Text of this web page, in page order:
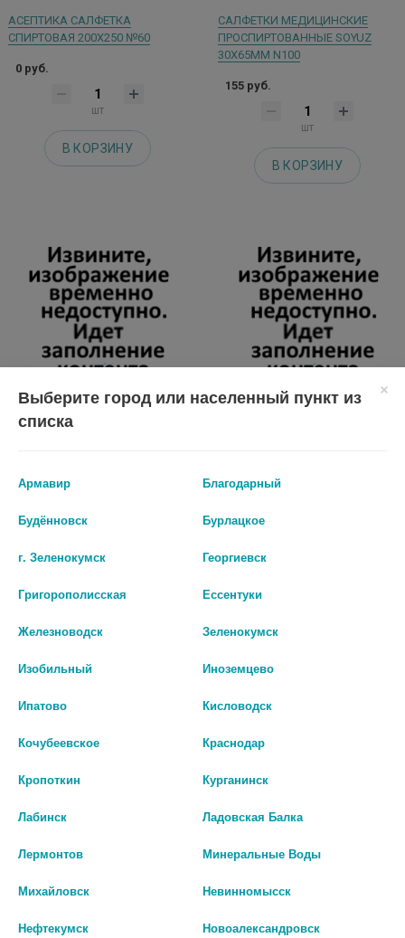
АСЕПТИКА САЛФЕТКА
СПИРТОВАЯ 200Х250 №60
0 руб.
шт
В КОРЗИНУ
САЛФЕТКИ МЕДИЦИНСКИЕ
ПРОСПИРТОВАННЫЕ SOYUZ
30Х65ММ N100
155 руб.
шт
В КОРЗИНУ
16 руб.
ЭЛИКСИСЕПТ САЛФЕТКИ
РУЛОН 12М.
262 руб.
САЛФЕТКА СПИРТОВАЯ Д/ИН.
Выберите город или населенный пункт из
списка
Армавир Благодарный
Будённовск Бурлацкое
г. Зеленокумск Георгиевск
Григорополисская Ессентуки
Железноводск Зеленокумск
Изобильный Иноземцево
Ипатово Кисловодск
Кочубеевское Краснодар
Кропоткин Курганинск
Лабинск Ладовская Балка
Лермонтов Минеральные Воды
Михайловск Невинномысск
Нефтекумск Новоалександровск